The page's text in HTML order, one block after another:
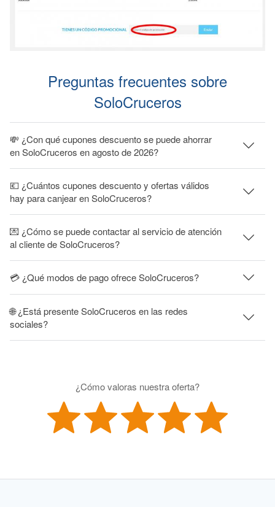
Preguntas frecuentes sobre
SoloCruceros
💸 ¿Con qué cupones descuento se puede ahorrar
en SoloCruceros en agosto de 2026?
💶 ¿Cuántos cupones descuento y ofertas válidos
hay para canjear en SoloCruceros?
💌 ¿Cómo se puede contactar al servicio de atención
al cliente de SoloCruceros?
💳 ¿Qué modos de pago ofrece SoloCruceros?
🌐 ¿Está presente SoloCruceros en las redes
sociales?
¿Cómo valoras nuestra oferta?